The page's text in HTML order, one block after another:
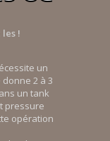
!
un
2 à 3
un tank
pressure
opération